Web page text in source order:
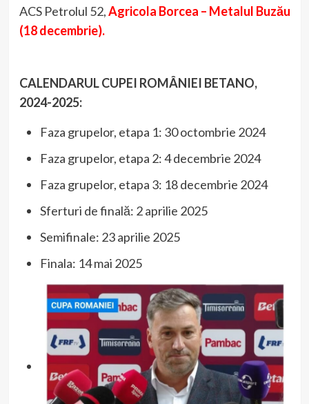
ACS Petrolul 52,Agricola Borcea – Metalul Buzău
(18 decembrie).
CALENDARUL CUPEI ROMÂNIEI BETANO,
2024-2025:
Faza grupelor, etapa 1: 30 octombrie 2024
Faza grupelor, etapa 2: 4 decembrie 2024
Faza grupelor, etapa 3: 18 decembrie 2024
Sferturi de finală: 2 aprilie 2025
Semifinale: 23 aprilie 2025
Finala: 14 mai 2025